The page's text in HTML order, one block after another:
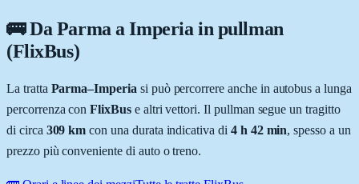
🚌 DaParmaaImperiain pullman
(FlixBus)
La tratta Parma–Imperia si può percorrere anche in autobus a lunga
percorrenza conFlixBuse altri vettori. Il pullman segue un tragitto
di circa 309 km con una durata indicativa di 4 h 42 min, spesso a un
prezzo più conveniente di auto o treno.